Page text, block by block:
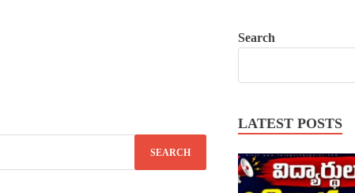
Search
LATEST POSTS